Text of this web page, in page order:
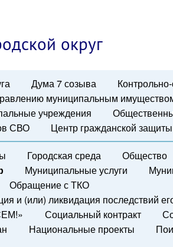
округ
Дума 7 созыва
муниципальным
учреждения
СВО Центр гражданской защиты
Городская среда Общество
Муниципальные услуги
Обращение с ТКО
и (или) ликвидация последствий
Социальный контракт
Национальные проекты